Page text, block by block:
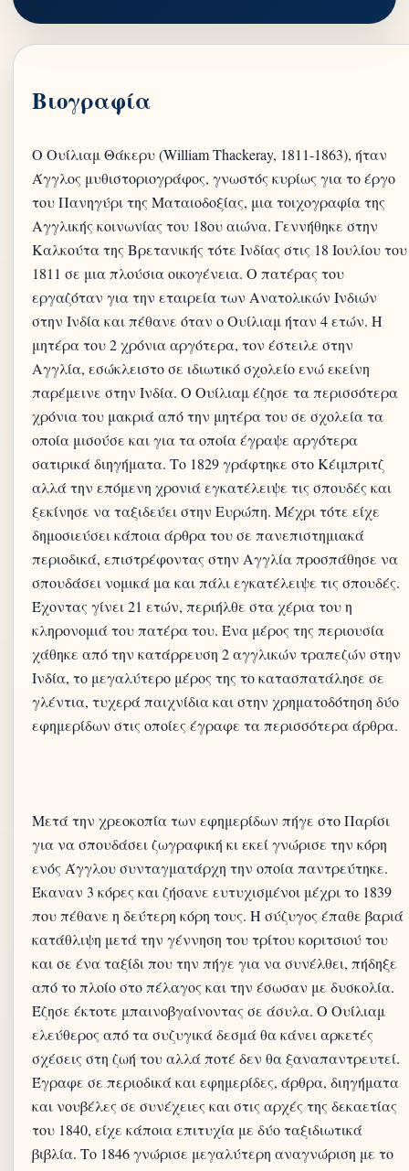
Βιογραφία
Ο Ουίλιαμ Θάκερυ (William Thackeray, 1811-1863), ήταν
Άγγλος μυθιστοριογράφος, γνωστός κυρίως για το έργο
του Πανηγύρι της Ματαιοδοξίας, μια τοιχογραφία της
Αγγλικής κοινωνίας του 18ου αιώνα. Γεννήθηκε στην
Καλκούτα της Βρετανικής τότε Ινδίας στις 18 Ιουλίου του
1811 σε μια πλούσια οικογένεια. Ο πατέρας του
εργαζόταν για την εταιρεία των Ανατολικών Ινδιών
στην Ινδία και πέθανε όταν ο Ουίλιαμ ήταν 4 ετών. Η
μητέρα του 2 χρόνια αργότερα, τον έστειλε στην
Αγγλία, εσώκλειστο σε ιδιωτικό σχολείο ενώ εκείνη
παρέμεινε στην Ινδία. Ο Ουίλιαμ έζησε τα περισσότερα
χρόνια του μακριά από την μητέρα του σε σχολεία τα
οποία μισούσε και για τα οποία έγραψε αργότερα
σατιρικά διηγήματα. Το 1829 γράφτηκε στο Κέιμπριτζ
αλλά την επόμενη χρονιά εγκατέλειψε τις σπουδές και
ξεκίνησε να ταξιδεύει στην Ευρώπη. Μέχρι τότε είχε
δημοσιεύσει κάποια άρθρα του σε πανεπιστημιακά
περιοδικά, επιστρέφοντας στην Αγγλία προσπάθησε να
σπουδάσει νομικά μα και πάλι εγκατέλειψε τις σπουδές.
Έχοντας γίνει 21 ετών, περιήλθε στα χέρια του η
κληρονομιά του πατέρα του. Ένα μέρος της περιουσία
χάθηκε από την κατάρρευση 2 αγγλικών τραπεζών στην
Ινδία, το μεγαλύτερο μέρος της το κατασπατάλησε σε
γλέντια, τυχερά παιχνίδια και στην χρηματοδότηση δύο
Μετά την χρεοκοπία των εφημερίδων πήγε στο Παρίσι
για να σπουδάσει ζωγραφική κι εκεί γνώρισε την κόρη
ενός Άγγλου συνταγματάρχη την οποία παντρεύτηκε.
Έκαναν 3 κόρες και ζήσανε ευτυχισμένοι μέχρι το 1839
που πέθανε η δεύτερη κόρη τους. Η σύζυγος έπαθε βαριά
κατάθλιψη μετά την γέννηση του τρίτου κοριτσιού του
και σε ένα ταξίδι που την πήγε για να συνέλθει, πήδηξε
από το πλοίο στο πέλαγος και την έσωσαν με δυσκολία.
Έζησε έκτοτε μπαινοβγαίνοντας σε άσυλα. Ο Ουίλιαμ
ελεύθερος από τα συζυγικά δεσμά θα κάνει αρκετές
σχέσεις στη ζωή του αλλά ποτέ δεν θα ξαναπαντρευτεί.
Έγραφε σε περιοδικά και εφημερίδες, άρθρα, διηγήματα
και νουβέλες σε συνέχειες και στις αρχές της δεκαετίας
του 1840, είχε κάποια επιτυχία με δύο ταξιδιωτικά
βιβλία. Το 1846 γνώρισε μεγαλύτερη αναγνώριση με το